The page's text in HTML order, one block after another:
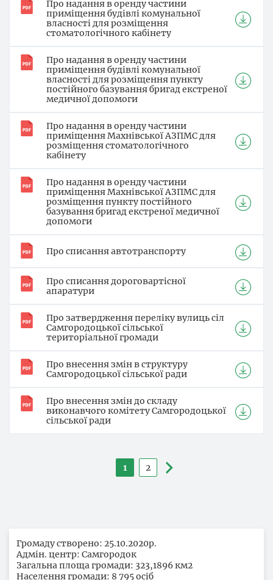
Про надання в оренду частини
приміщення будівлі комунальної
власності для розміщення
стоматологічного кабінету
Про надання в оренду частини
приміщення будівлі комунальної
власності для розміщення пункту
постійного базування бригад екстреної
медичної допомоги
Про надання в оренду частини
приміщення Махнівської АЗПМС для
розміщення стоматологічного
кабінету
Про надання в оренду частини
приміщення Махнівської АЗПМС для
розміщення пункту постійного
базування бригад екстреної медичної
допомоги
Про списання автотранспорту
Про списання дороговартісної
апаратури
Про затвердження переліку вулиць сіл
Самгородоцької сільської
територіальної громади
Про внесення змін в структуру
Самгородоцької сільської ради
Про внесення змін до складу
виконавчого комітету Самгородоцької
сільської ради
Поточна
1 Сторінка
2
Громаду створено: 25.10.2020р.
Адмін. центр: Самгородок
Загальна площа громади: 323,1896 км2
Населення громади: 8 795 осіб